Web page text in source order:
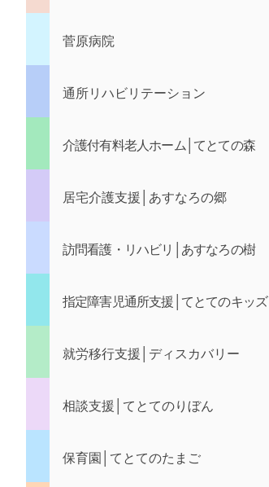
菅原病院
通所リハビリテーション
介護付有料老人ホーム│てとての森
居宅介護支援│あすなろの郷
訪問看護・リハビリ│あすなろの樹
指定障害児通所支援│てとてのキッズ
就労移行支援│ディスカバリー
相談支援│てとてのりぼん
保育園│てとてのたまご